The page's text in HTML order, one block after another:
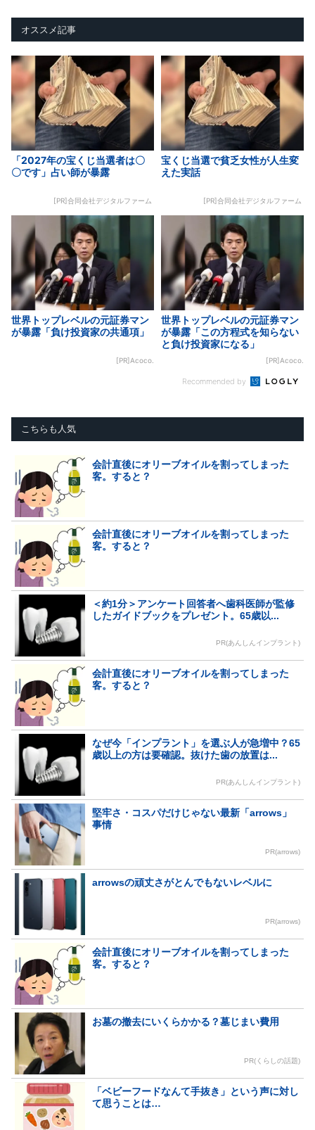
オススメ記事
「2027年の宝くじ当選者は〇
〇です」占い師が暴露
[PR]合同会社デジタルファーム
宝くじ当選で貧乏女性が人生変
えた実話
[PR]合同会社デジタルファーム
世界トップレベルの元証券マン
が暴露「負け投資家の共通項」
[PR]Acoco.
世界トップレベルの元証券マン
が暴露「この方程式を知らない
と負け投資家になる」
[PR]Acoco.
Recommended by
こちらも人気
会計直後にオリーブオイルを割ってしまった
客。すると？
会計直後にオリーブオイルを割ってしまった
客。すると？
＜約1分＞アンケート回答者へ歯科医師が監修
したガイドブックをプレゼント。65歳以...
PR(あんしんインプラント)
会計直後にオリーブオイルを割ってしまった
客。すると？
なぜ今「インプラント」を選ぶ人が急増中？65
歳以上の方は要確認。抜けた歯の放置は...
PR(あんしんインプラント)
堅牢さ・コスパだけじゃない最新「arrows」
事情
PR(arrows)
arrowsの頑丈さがとんでもないレベルに
PR(arrows)
会計直後にオリーブオイルを割ってしまった
客。すると？
お墓の撤去にいくらかかる？墓じまい費用
PR(くらしの話題)
「ベビーフードなんて手抜き」という声に対し
て思うことは…